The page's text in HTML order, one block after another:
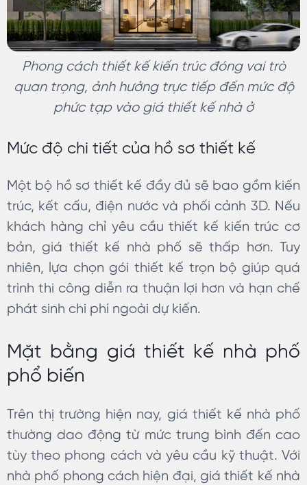
Phong cách thiết kế kiến trúc đóng vai trò
quan trọng, ảnh hưởng trực tiếp đến mức độ
phức tạp vào giá thiết kế nhà ở
Mức độ chi tiết của hồ sơ thiết kế
Một bộ hồ sơ thiết kế đầy đủ sẽ bao gồm kiến
trúc, kết cấu, điện nước và phối cảnh 3D. Nếu
khách hàng chỉ yêu cầu thiết kế kiến trúc cơ
bản, giá thiết kế nhà phố sẽ thấp hơn. Tuy
nhiên, lựa chọn gói thiết kế trọn bộ giúp quá
trình thi công diễn ra thuận lợi hơn và hạn chế
phát sinh chi phí ngoài dự kiến.
Mặt bằng giá thiết kế nhà phố
phổ biến
Trên thị trường hiện nay, giá thiết kế nhà phố
thường dao động từ mức trung bình đến cao
tùy theo phong cách và yêu cầu kỹ thuật. Với
nhà phố phong cách hiện đại, giá thiết kế nhà